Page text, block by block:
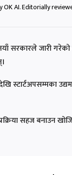
OK AI. Editorially
सरकारले जारी
स्टार्टअपसम्मका
सहज बनाउन